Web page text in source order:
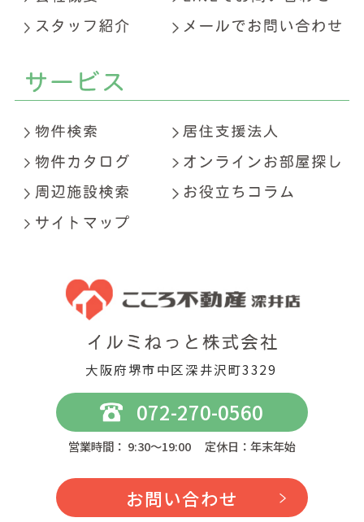
大阪府堺市中区深井沢町3329
072-270-0560
営業時間： 9:30～19:00 定休日：年末年始
お問い合わせ